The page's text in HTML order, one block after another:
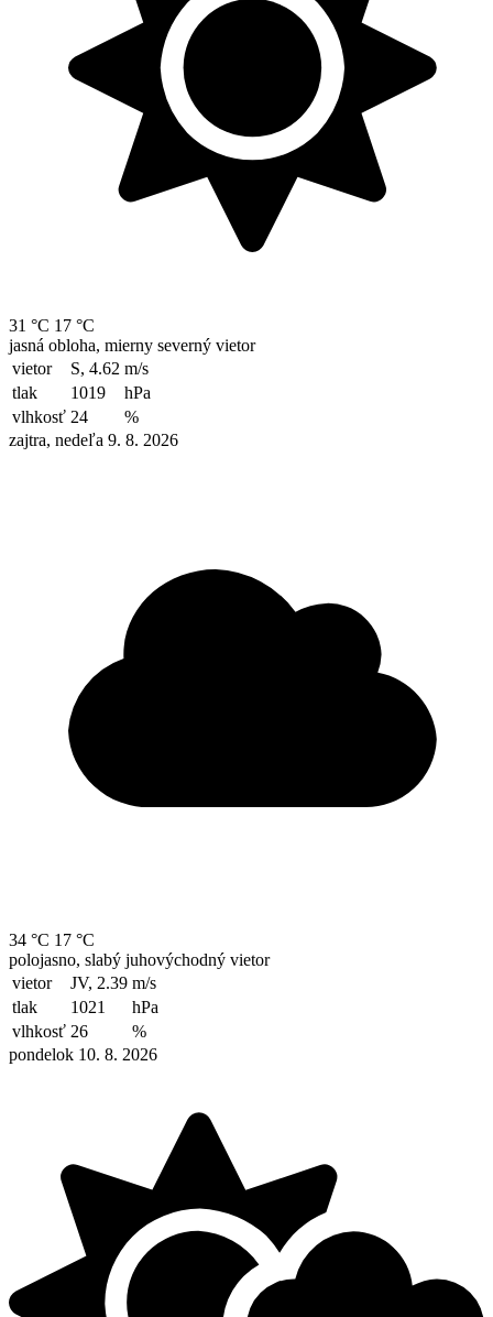
31 °C 17 °C
jasná obloha, mierny severný vietor
vietor
S, 4.62 m/s
tlak
1019
hPa
vlhkosť 24
%
zajtra, nedeľa 9. 8. 2026
34 °C 17 °C
polojasno, slabý juhovýchodný vietor
vietor
JV, 2.39 m/s
tlak
1021
hPa
vlhkosť 26
%
pondelok 10. 8. 2026